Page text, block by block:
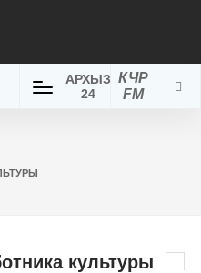
КЧР
FM
АРХЫЗ
24
культуры